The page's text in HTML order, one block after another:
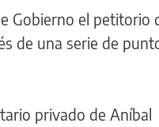
Gobierno el petitorio
de una serie de
privado de Aníbal